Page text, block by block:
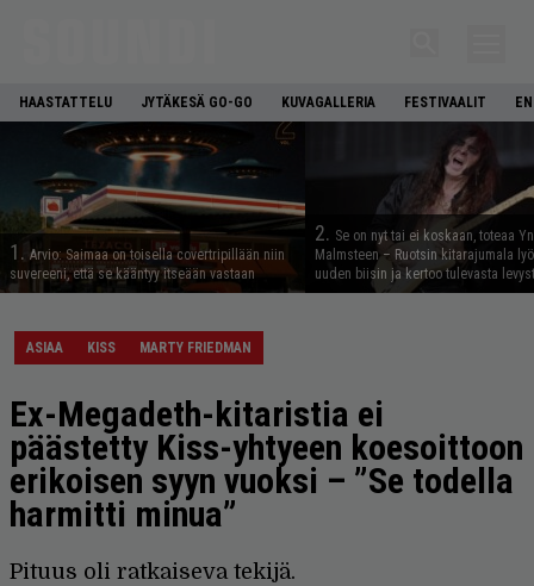
HAASTATTELU JYTÄKESÄ GO-GO KUVAGALLERIA FESTIVAALIT
1. Arvio: Saimaa on toisella covertripillään niin
suvereeni, että se kääntyy itseään vastaan
2. Se on nyt tai ei koskaan, toteaa
Malmsteen – Ruotsin kitarajumala
uuden biisin ja kertoo tulevasta
ASIAA KISS MARTY FRIEDMAN
Ex-Megadeth-kitaristia ei
päästetty Kiss-yhtyeen koesoittoon
erikoisen syyn vuoksi – ”Se todella
harmitti minua”
Pituus oli ratkaiseva tekijä.